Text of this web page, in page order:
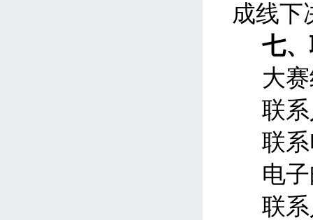
成线下
七
大
联
联
电
联